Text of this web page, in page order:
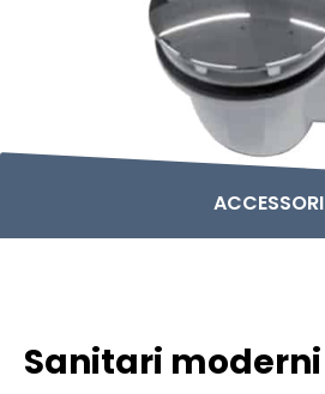
ACCESSORI
Sanitari moderni